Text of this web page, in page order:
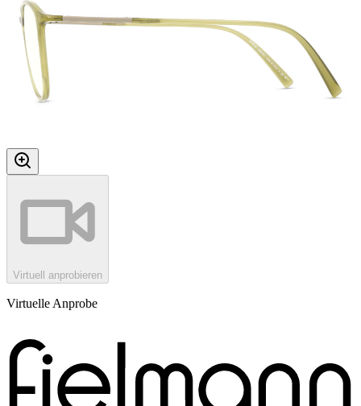
Virtuell anprobieren
Virtuelle Anprobe